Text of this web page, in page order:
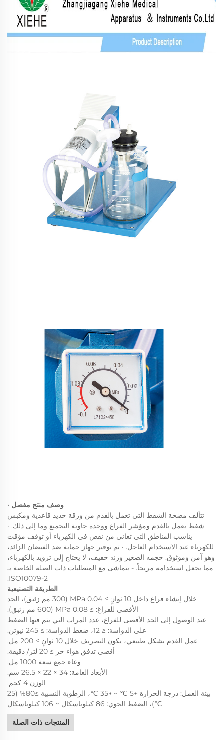
وصف منتج مفصل ·
تتألف مضخة الشفط التي تعمل بالقدم من ورقة حديد قاعدية ومكبس
شفط يعمل بالقدم ومؤشر الفراغ ووحدة حاوية التجميع وما إلى ذلك. ·
يناسب المناطق التي تعاني من نقص في الكهرباء أو توقف مؤقت
للكهرباء عند الاستخدام العاجل. · تم توفير جهاز حماية ضد الفيضان الزائد،
وهو آمن وموثوق. حجمه الصغير وزنه خفيف، لا يحتاج إلى تزويد بالكهرباء،
مما يجعل استخدامه مريحاً. - يتماشى مع المتطلبات ذات الصلة الخاصة بـ
ISO10079-2.
الطريقة التصنيعية
خلال إنشاء فراغ داخل 10 ثوانٍ ≥ 0.04 MPa (300 مم زئبق)، الحد
الأقصى للفراغ: ≥ 0.08 MPa (600 مم زئبق).
عند الوصول إلى الحد الأقصى للفراغ، عدد المرات التي يتم فيها الضغط
على الدواسة: ≤ 12، ضغط الدواسة: ≥ 245 نيوتن.
عمل القدم بشكل طبيعي، يكون التصريف خلال 10 ثوانٍ ≥ 200 مل.
أقصى تدفق هواء حر ≥ 20 لتر/ دقيقة.
وعاء جمع سعة 1000 مل.
الأبعاد العامة: 34 × 22 × 26.5 سم.
الوزن 4 كجم.
بيئة العمل: درجة الحرارة +5 ℃ ~ +35 ℃، الرطوبة النسبية ≥80% (25
℃)، الضغط الجوي: 86 كيلوباسكال ~ 106 كيلوباسكال
المنتجات ذات الصلة